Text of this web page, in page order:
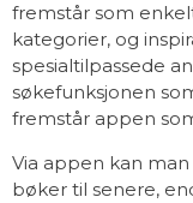
fremstår som
kategorier, og
spesialtilpassede
søkefunksjonen
fremstår appen
Via appen kan
bøker til senere,